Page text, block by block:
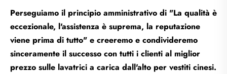
Perseguiamo il principio amministrativo di "La qualità è
eccezionale, l'assistenza è suprema, la reputazione
viene prima di tutto" e creeremo e condivideremo
sinceramente il successo con tutti i clienti al miglior
prezzo sulle lavatrici a carica dall'alto per vestiti cinesi.